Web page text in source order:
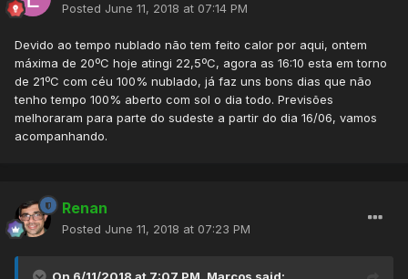
Posted June 11, 2018 at 07:14 PM
Devido ao tempo nublado não tem feito calor por aqui, ontem
máxima de 20ºC hoje atingi 22,5ºC, agora as 16:10 esta em torno
de 21ºC com céu 100% nublado, já faz uns bons dias que não
tenho tempo 100% aberto com sol o dia todo. Previsões
melhoraram para parte do sudeste a partir do dia 16/06, vamos
acompanhando.
Renan
Posted June 11, 2018 at 07:23 PM